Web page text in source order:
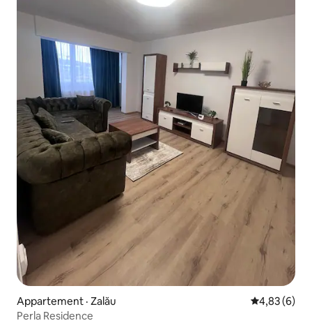
Appartement · Zalău Note
4,83 (6)
Perla Residence